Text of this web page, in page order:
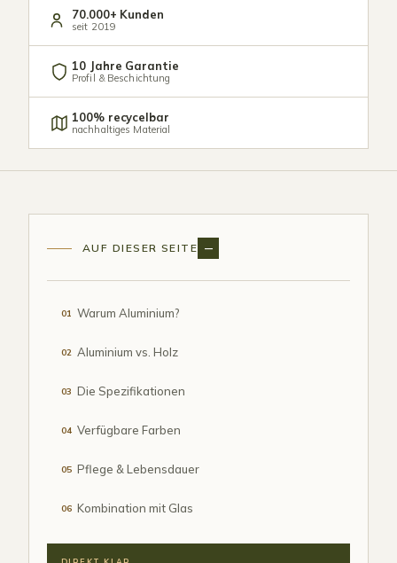
70.000+ Kunden
seit 2019
10 Jahre Garantie
Profil & Beschichtung
100% recycelbar
nachhaltiges Material
AUF DIESER SEITE
01 Warum Aluminium?
02 Aluminium vs. Holz
03 Die Spezifikationen
04 Verfügbare Farben
05 Pflege & Lebensdauer
06 Kombination mit Glas